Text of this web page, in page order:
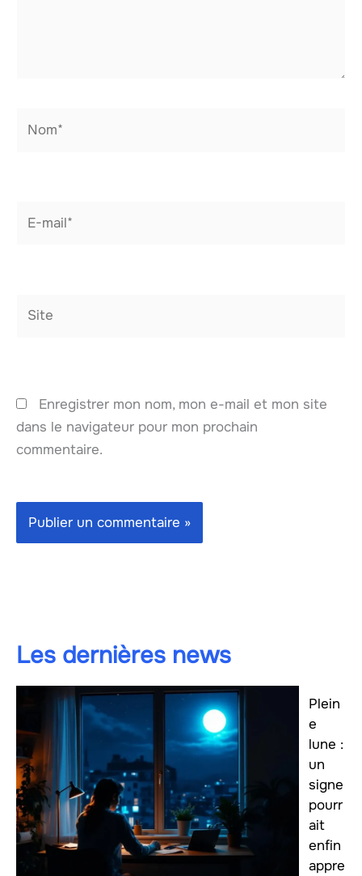
mail*
Enregistrer mon nom, mon e-mail et mon site
dans le navigateur pour mon prochain
commentaire.
Les dernières news
Plein
e
lune :
un
signe
pourr
ait
enfin
appre